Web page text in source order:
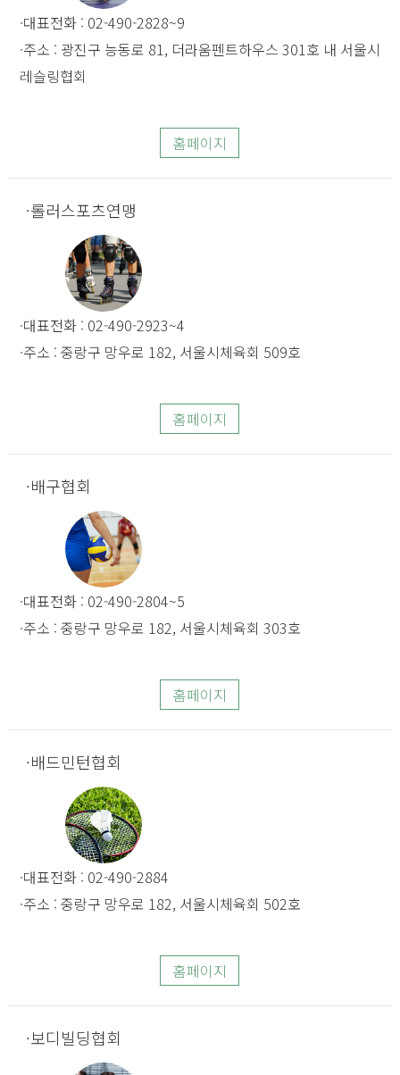
대표전화 : 02-490-2828~9
주소 : 광진구 능동로 81, 더라움펜트하우스 301호 내 서울시
레슬링협회
홈페이지
롤러스포츠연맹
대표전화 : 02-490-2923~4
주소 : 중랑구 망우로 182, 서울시체육회 509호
홈페이지
배구협회
대표전화 : 02-490-2804~5
주소 : 중랑구 망우로 182, 서울시체육회 303호
홈페이지
배드민턴협회
대표전화 : 02-490-2884
주소 : 중랑구 망우로 182, 서울시체육회 502호
홈페이지
보디빌딩협회